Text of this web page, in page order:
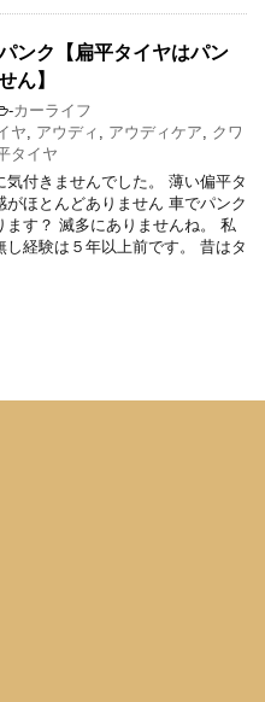
ンク【扁平タイヤはパン
ん】
-カーライフ
ヤ アウディ アウディケア
クワ
タイヤ
気付きませんでした。 薄い偏平タ
がほとんどありません 車でパンク
ます？ 滅多にありませんね。 私
し経験は５年以上前です。 昔はタ